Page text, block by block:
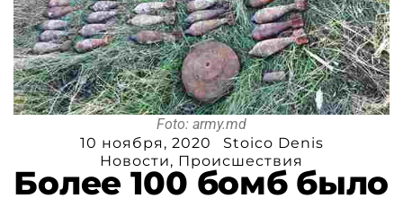
Foto: army.md
10 ноября, 2020
Stoico Denis
Новости, Происшествия
Более 100 бомб было